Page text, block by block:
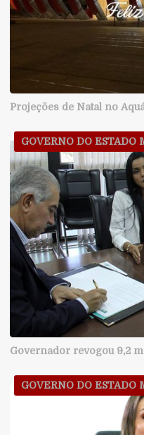
Projeções de Natal no
GOVERNO DO ESTADO
Governador revogou 9,2
GOVERNO DO ESTADO